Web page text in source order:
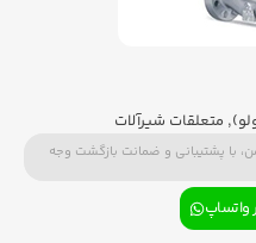
, متعلقات شیرآلات
با پشتیبانی و ضمانت بازگشت وجه